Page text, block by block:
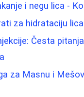
i negu lica -
za hidrataciju
Česta
za Masnu i